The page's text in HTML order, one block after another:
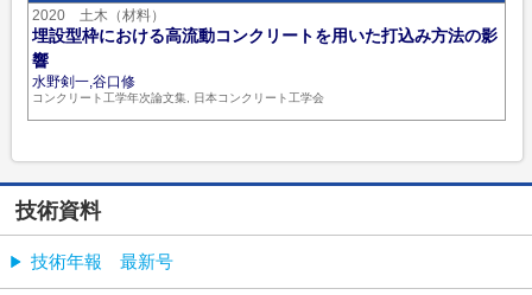
2020 土木（材料）
埋設型枠における高流動コンクリートを用いた打込み方法の影
響
水野剣一,谷口修
コンクリート工学年次論文集, 日本コンクリート工学会
技術資料
技術年報 最新号